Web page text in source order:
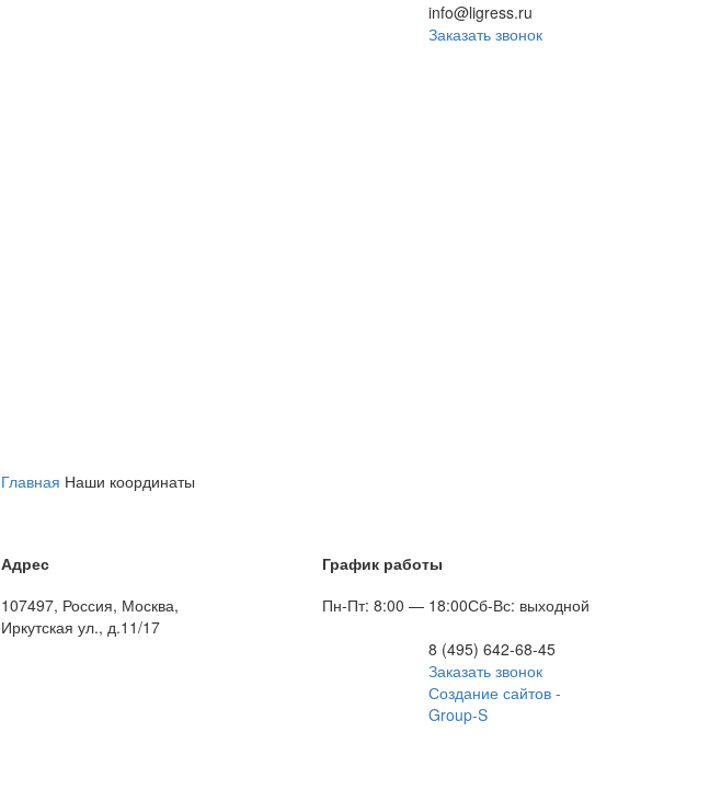
info@ligress.ru
Заказать звонок
Главная Наши координаты
Адрес
107497, Россия, Москва,
Иркутская ул., д.11/17
График работы
Пн-Пт: 8:00 — 18:00Сб-Вс: выходной
8 (495) 642-68-45
Заказать звонок
Создание сайтов -
Group-S